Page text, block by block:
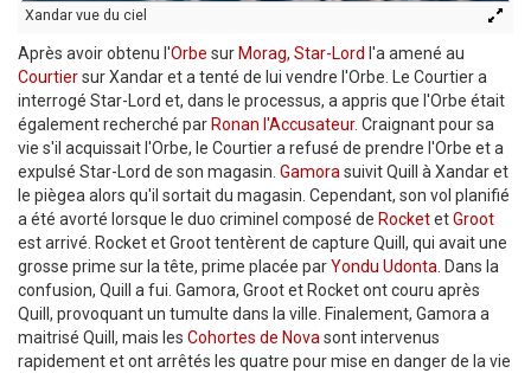
Xandar vue du ciel
Après avoir obtenu l'Orbe surMorag, Star-Lord l'a amené au
Courtiersur Xandar et a tenté de lui vendre l'Orbe. Le Courtier a
interrogé Star-Lord et, dans le processus, a appris que l'Orbe était
également recherché parRonan l'Accusateur. Craignant pour sa
vie s'il acquissait l'Orbe, le Courtier a refusé de prendre l'Orbe et a
expulsé Star-Lord de son magasin. Gamora suivit Quill à Xandar et
le piègea alors qu'il sortait du magasin. Cependant, son vol planifié
a été avorté lorsque le duo criminel composé de RocketetGroot
est arrivé. Rocket et Groot tentèrent de capture Quill, qui avait une
grosse prime sur la tête, prime placée parYondu Udonta . Dans la
confusion, Quill a fui. Gamora, Groot et Rocket ont couru après
Quill, provoquant un tumulte dans la ville. Finalement, Gamora a
maitrisé Quill, mais les Cohortes de Nova sont intervenus
rapidement et ont arrêtés les quatre pour mise en danger de la vie